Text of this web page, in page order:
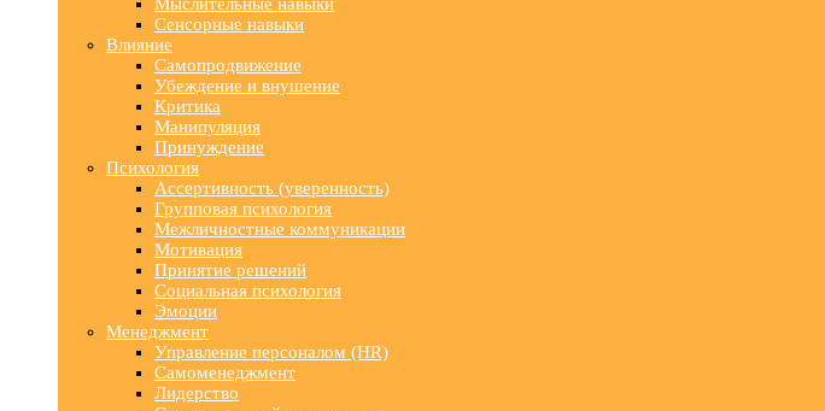
Сенсорные навыки
Влияние
Самопродвижение
Убеждение и внушение
Критика
Манипуляция
Принуждение
Психология
Ассертивность (уверенность)
Групповая психология
Межличностные коммуникации
Мотивация
Принятие решений
Социальная психология
Эмоции
Менеджмент
Управление персоналом (HR)
Самоменеджмент
Лидерство